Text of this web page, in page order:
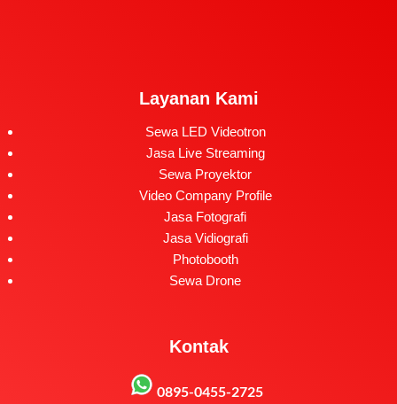
Layanan Kami
Sewa LED Videotron
Jasa Live Streaming
Sewa Proyektor
Video Company Profile
Jasa Fotografi
Jasa Vidiografi
Photobooth
Sewa Drone
Kontak
0895-0455-2725